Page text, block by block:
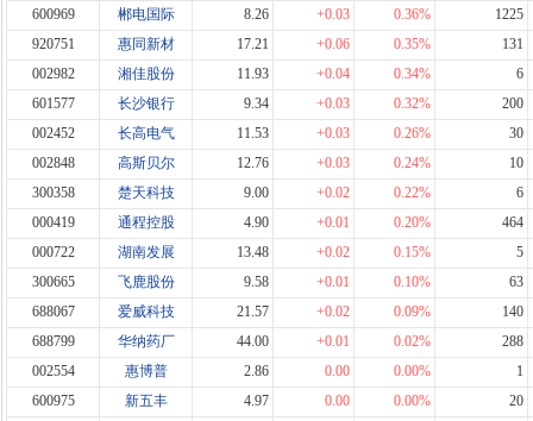
600969
郴电国际 8.26 +0.03 0.36%
1225
920751
惠同新材 17.21 +0.06 0.35%
131
002982
湘佳股份 11.93 +0.04 0.34%
6
601577
长沙银行 9.34 +0.03 0.32%
200
002452
长高电气 11.53 +0.03 0.26%
30
002848
高斯贝尔 12.76 +0.03 0.24%
10
300358
楚天科技 9.00 +0.02 0.22%
6
000419
通程控股 4.90 +0.01 0.20%
464
000722
湖南发展 13.48 +0.02 0.15%
5
300665
飞鹿股份 9.58 +0.01 0.10%
63
688067
爱威科技 21.57 +0.02 0.09%
140
688799
华纳药厂 44.00 +0.01 0.02%
288
002554
惠博普 2.86 0.00 0.00%
1
600975
新五丰 4.97 0.00 0.00%
20